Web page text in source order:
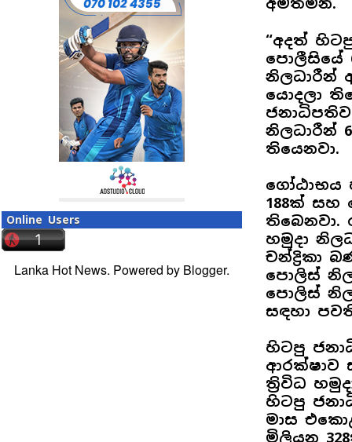
Online Users
Lanka Hot News. Powered by Blogger.
“අදත්
පොලීසියේ
නිලධාරීන්
යොදලා
නිලධාරීන්
තියෙනවා.
ගෝඨාභය
188ක් සහ
තිබෙනවා.
හමුදා
චන්ද්‍රිකා
පොලිස්
පොලිස්
සඳහා
හිටපු
ආරක්ෂාව
ත්‍රිවිධ
හිටපු
මාස
මිලියන